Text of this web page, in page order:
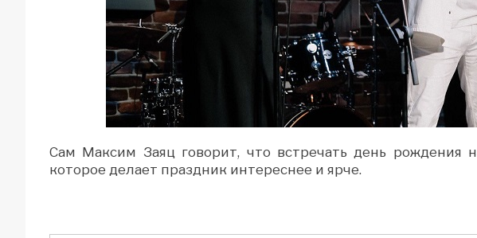
Сам Максим Заяц говорит, что встречать день рождения
которое делает праздник интереснее и ярче.